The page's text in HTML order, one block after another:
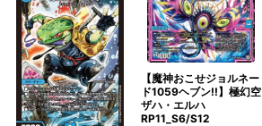
【魔神おこせジョルネー
ド1059ヘブン!!】極幻空
ザハ・エルハ
RP11_S6/S12